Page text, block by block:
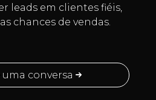
leads em clientes fiéis,
chances de vendas.
conversa